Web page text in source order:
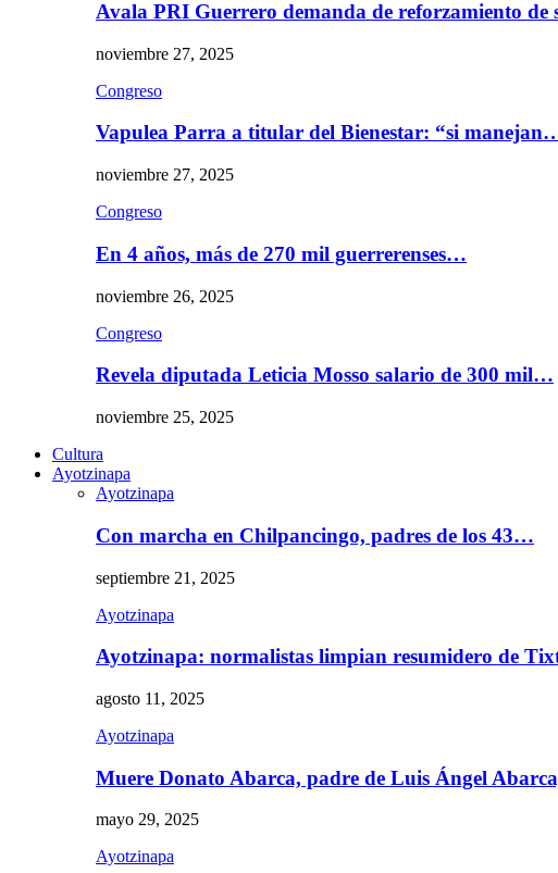
Avala PRI Guerrero demanda de reforzamiento
noviembre 27, 2025
Congreso
Vapulea Parra a titular del Bienestar: “si
noviembre 27, 2025
Congreso
En 4 años, más de 270 mil guerrerenses…
noviembre 26, 2025
Congreso
Revela diputada Leticia Mosso salario de 300 mil…
noviembre 25, 2025
Cultura
Ayotzinapa
Ayotzinapa
Con marcha en Chilpancingo, padres de los 43…
septiembre 21, 2025
Ayotzinapa
Ayotzinapa: normalistas limpian resumidero de
agosto 11, 2025
Ayotzinapa
Muere Donato Abarca, padre de Luis Ángel
mayo 29, 2025
Ayotzinapa